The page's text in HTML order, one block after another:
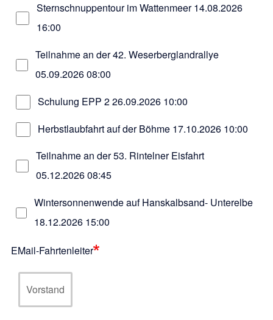
Sternschnuppentour im Wattenmeer 14.08.2026
16:00
Teilnahme an der 42. Weserberglandrallye
05.09.2026 08:00
Schulung EPP 226.09.2026 10:00
Herbstlaubfahrt auf der Böhme 17.10.2026 10:00
Teilnahme an der 53. Rintelner Eisfahrt
05.12.2026 08:45
Wintersonnenwende auf Hanskalbsand- Unterelbe
18.12.2026 15:00
EMail-Fahrtenleiter
Vorstand